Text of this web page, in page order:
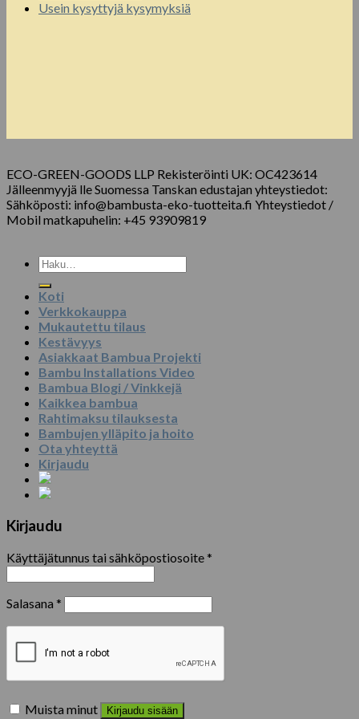
Usein kysyttyjä kysymyksiä
ECO-GREEN-GOODS LLP Rekisteröinti UK: OC423614
Jälleenmyyjä lle Suomessa Tanskan edustajan yhteystiedot:
Sähköposti: info@bambusta-eko-tuotteita.fi Yhteystiedot /
Mobil matkapuhelin: +45 93909819
Etsi:
Koti
Verkkokauppa
Mukautettu tilaus
Kestävyys
Asiakkaat Bambua Projekti
Bambu Installations Video
Bambua Blogi / Vinkkejä
Kaikkea bambua
Rahtimaksu tilauksesta
Bambujen ylläpito ja hoito
Ota yhteyttä
Kirjaudu
Kirjaudu
Käyttäjätunnus tai sähköpostiosoite*
Salasana *
Muista minut Kirjaudu sisään